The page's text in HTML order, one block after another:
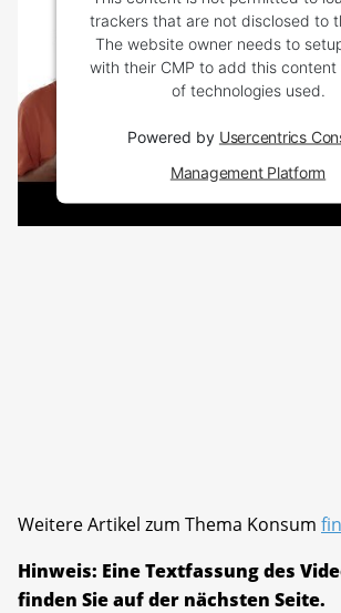
trackers that are not disclosed to
The website owner needs to
with their CMP to add this content
of technologies used.
Powered by Usercentrics
Management Platform
Weitere Artikel zum Thema Konsum
Hinweis: Eine Textfassung des
finden Sie auf der nächsten Seite.